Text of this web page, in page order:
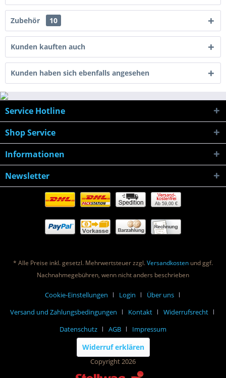
Zubehör 10
Kunden kauften auch
Kunden haben sich ebenfalls angesehen
Service Hotline
Shop Service
Informationen
Newsletter
Ab 59,00 €
* Alle Preise inkl. gesetzl. Mehrwertsteuer zzgl.Versandkosten und ggf.
Nachnahmegebühren, wenn nicht anders beschrieben
Cookie-Einstellungen Login
Über uns
Versand und Zahlungsbedingungen
Kontakt
Widerrufsrecht
Datenschutz
AGB Impressum
Widerruf erklären
Copyright 2026